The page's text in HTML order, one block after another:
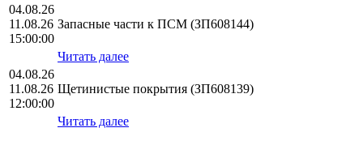
04.08.26
11.08.26
15:00:00
Запасные части к ПСМ (ЗП608144)
Читать далее
04.08.26
11.08.26
12:00:00
Щетинистые покрытия (ЗП608139)
Читать далее